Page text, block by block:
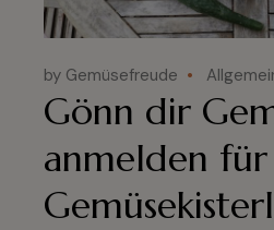
by Gemüsefreude
Gönn dir
anmelden für